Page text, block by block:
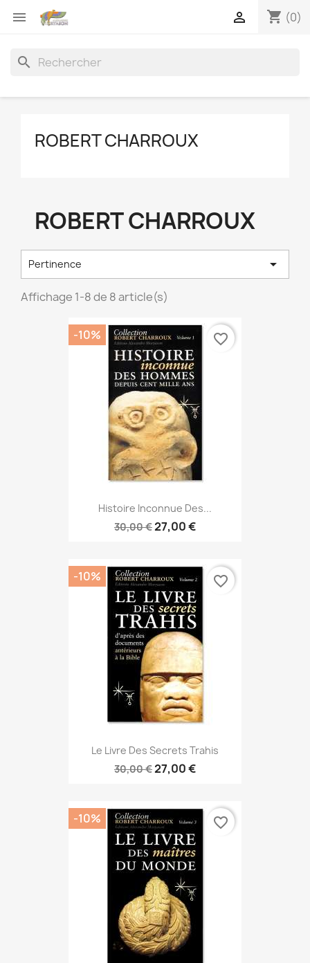
 shopping_cart (0)

search
ROBERT CHARROUX
ROBERT CHARROUX
Pertinence 
Affichage 1-8 de 8 article(s)
Histoire Inconnue Des...
30,00 €27,00 €
-10% favorite_border
Le Livre Des Secrets Trahis
30,00 €27,00 €
-10% favorite_border
-10% favorite_border